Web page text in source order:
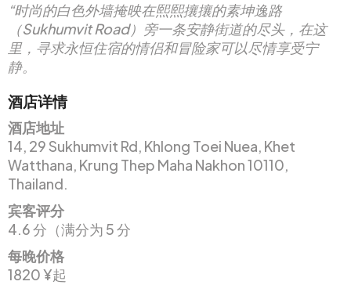
“时尚的白色外墙掩映在熙熙攘攘的素坤逸路
（Sukhumvit Road）旁一条安静街道的尽头，在这
里，寻求永恒住宿的情侣和冒险家可以尽情享受宁
静。
酒店详情
酒店地址
14, 29 Sukhumvit Rd, Khlong Toei Nuea, Khet
Watthana, Krung Thep Maha Nakhon 10110,
Thailand.
宾客评分
4.6 分（满分为 5 分
每晚价格
1820 ¥起